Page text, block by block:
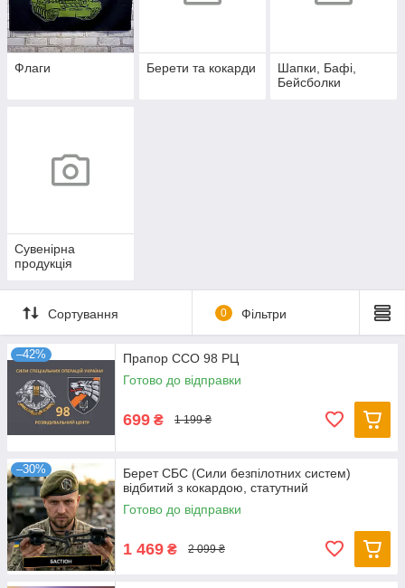
Флаги Берети та кокарди
Шапки, Бафі,
Бейсболки
Сувенірна
продукція
Сортування 0 Фільтри
–42%
Прапор ССО 98 РЦ
Готово до відправки
699 ₴ 1 199 ₴
–30%
Берет СБС (Сили безпілотних систем)
відбитий з кокардою, статутний
Готово до відправки
1 469 ₴ 2 099 ₴